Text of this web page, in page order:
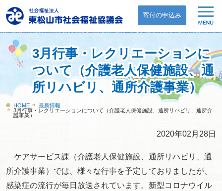
寄付の申込み
3月行事・レクリエーションに
ついて（介護老人保健施設、通
所リハビリ、通所介護事業）
HOME
最新情報
3月行事・レクリエーションについて（介護老人保健施設、通所リハビリ、通所介
護事業）
2020年02月28日
ケアサービス課（介護老人保健施設、通所リハビリ、通
所介護事業）では、様々な行事を予定しておりましたが、
感染症の流行が毎日放送されています。新型コロナウイル